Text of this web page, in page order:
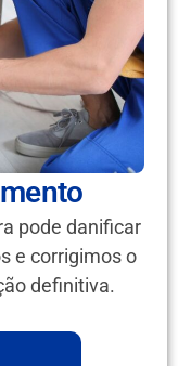
pode danificar
e corrigimos o
definitiva.